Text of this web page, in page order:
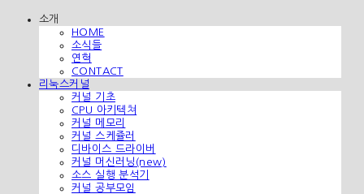
소개
HOME
소식들
연혁
CONTACT
리눅스커널
커널 기초
CPU 아키텍쳐
커널 메모리
커널 스케쥴러
디바이스 드라이버
커널 머신러닝(new)
소스 실행 분석기
커널 공부모임